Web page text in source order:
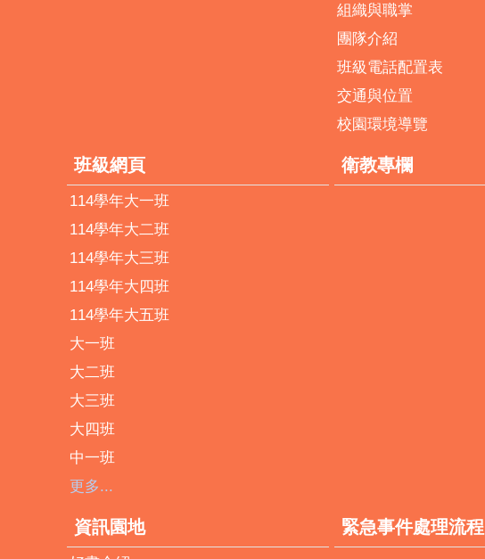
組織與職掌
團隊介紹
班級電話配置表
交通與位置
校園環境導覽
班級網頁
114學年大一班
114學年大二班
114學年大三班
114學年大四班
114學年大五班
大一班
大二班
大三班
大四班
中一班
更多...
衛教專欄
資訊園地 緊急事件處理流程